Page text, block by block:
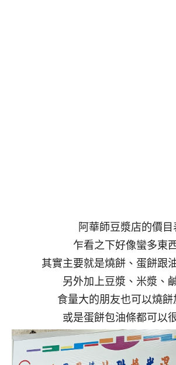
阿華師豆漿店的價目
乍看之下好像蠻多東
其實主要就是燒餅、蛋餅跟
另外加上豆漿、米漿、
食量大的朋友也可以燒餅
或是蛋餅包油條都可以